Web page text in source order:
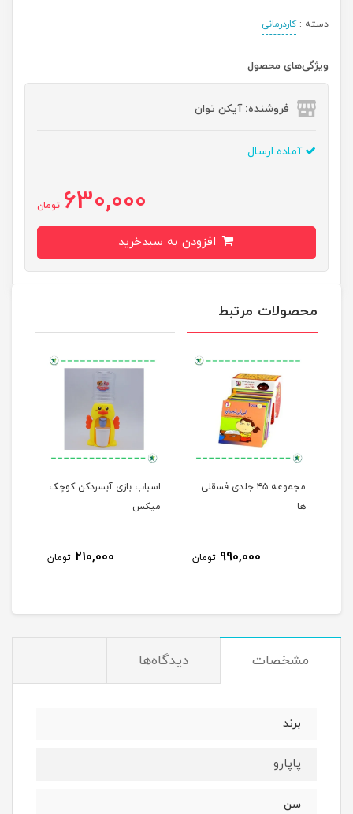
دسته :کاردرمانی
ویژگی‌های محصول
فروشنده: آیکن توان
آماده ارسال
630,000 تومان
محصولات مرتبط
مجموعه ۴۵ جلدی فسقلی
ها
990,000 تومان
اسباب بازی آبسردکن کوچک
میکس
210,000 تومان
مشخصات دیدگاه‌ها
برند
پاپارو
سن